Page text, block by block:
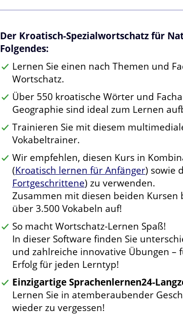
Der Kroatisch-Spezialwortschatz für
Folgendes:
Lernen Sie einen nach Themen und
Wortschatz.
Über 550 kroatische Wörter und
Geographie sind ideal zum Lernen
Trainieren Sie mit diesem
Vokabeltrainer.
Wir empfehlen, diesen Kurs in
(Kroatisch lernen für Anfänger) sowie
Fortgeschrittene) zu verwenden.
Zusammen mit diesen beiden Kursen
über 3.500 Vokabeln auf!
So macht Wortschatz-Lernen Spaß!
In dieser Software finden Sie
und zahlreiche innovative Übungen –
Erfolg für jeden Lerntyp!
Einzigartige Sprachenlernen24-
Lernen Sie in atemberaubender
wieder zu vergessen!